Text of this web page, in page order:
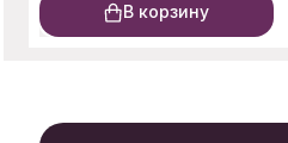
В корзину